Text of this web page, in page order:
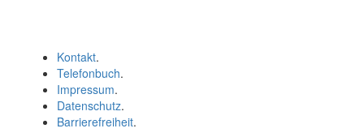
Kontakt.
Telefonbuch.
Impressum.
Datenschutz.
Barrierefreiheit.